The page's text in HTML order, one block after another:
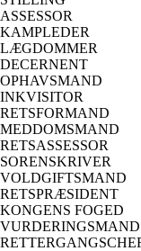
ASSESSOR
KAMPLEDER
LÆGDOMMER
DECERNENT
OPHAVSMAND
INKVISITOR
RETSFORMAND
MEDDOMSMAND
RETSASSESSOR
SORENSKRIVER
VOLDGIFTSMAND
RETSPRÆSIDENT
KONGENS FOGED
VURDERINGSMAND